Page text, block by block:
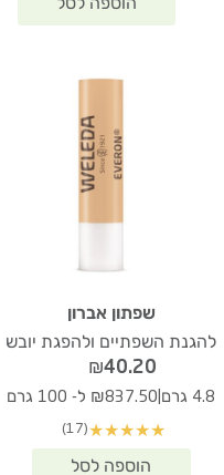
שפתון אברון
להגנת השפתיים ולהפגת יובש
₪40.20
4.8 גרם ₪837.50 ל- 100 גרם
★
★
★
★
★
(17)